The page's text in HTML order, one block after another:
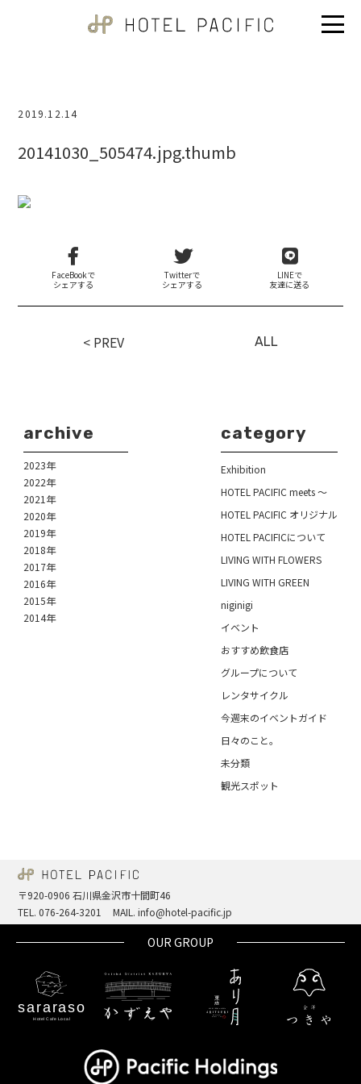
2019.12.14
20141030_505474.jpg.thumb
FaceBookで
シェアする
Twitterで
シェアする
LINEで
友達に送る
< PREV ALL
archive
2023年
2022年
2021年
2020年
2019年
2018年
2017年
2016年
2015年
2014年
category
Exhibition
HOTEL PACIFIC meets ～
HOTEL PACIFIC オリジナル
HOTEL PACIFICについて
LIVING WITH FLOWERS
LIVING WITH GREEN
niginigi
イベント
おすすめ飲食店
グループについて
レンタサイクル
今週末のイベントガイド
日々のこと。
未分類
観光スポット
〒920-0906 石川県金沢市十間町46
TEL. 076-264-3201
MAIL. info@hotel-pacific.jp
OUR GROUP